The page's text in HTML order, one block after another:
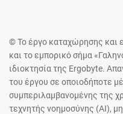
© Το έργο καταχώρησης και
και το εμπορικό σήμα
ιδιοκτησία της Ergobyte.
του έργου σε οποιοδήποτε
συμπεριλαμβανομένης της
τεχνητής νοημοσύνης (AI),